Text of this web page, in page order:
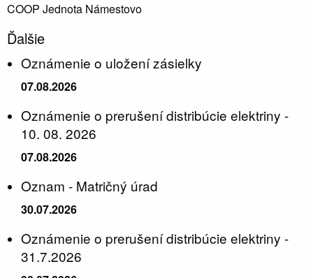
COOP Jednota Námestovo
Ďalšie
Oznámenie o uložení zásielky
07.08.2026
Oznámenie o prerušení distribúcie elektriny -
10. 08. 2026
07.08.2026
Oznam - Matričný úrad
30.07.2026
Oznámenie o prerušení distribúcie elektriny -
31.7.2026